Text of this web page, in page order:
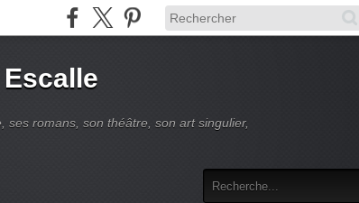
ses romans, son théâtre, son art singulier,